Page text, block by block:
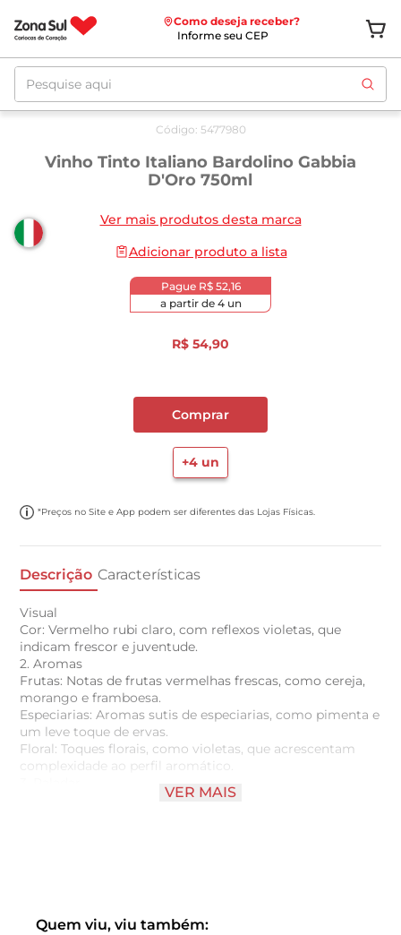
Como deseja receber?
Informe seu CEP
Pesquise aqui
Código: 5477980
Vinho Tinto Italiano Bardolino Gabbia
D'Oro 750ml
Ver mais produtos desta marca
Adicionar produto a lista
Pague R$ 52,16
a partir de 4un
R$ 54,90
Comprar
+4 un
*Preços no Site e App podem ser diferentes das Lojas Físicas.
Descrição Características
Visual
Cor: Vermelho rubi claro, com reflexos violetas, que
indicam frescor e juventude.
2. Aromas
Frutas: Notas de frutas vermelhas frescas, como cereja,
morango e framboesa.
Especiarias: Aromas sutis de especiarias, como pimenta e
um leve toque de ervas.
Floral: Toques florais, como violetas, que acrescentam
complexidade ao perfil aromático.
Sabor: Fresco e leve, com uma acidez equilibrada que
VER MAIS
Quem viu, viu também: